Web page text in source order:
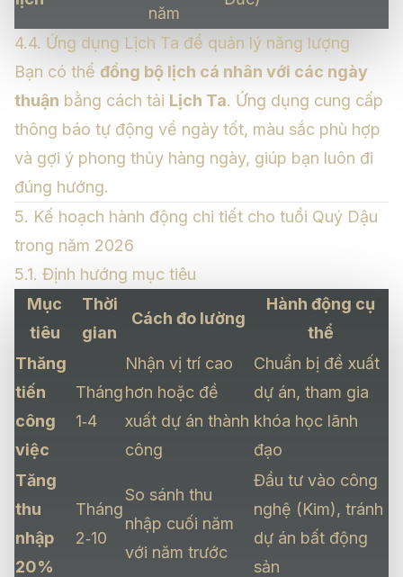
năm
4.4. Ứng dụng Lịch Ta để quản lý năng lượng
Bạn có thể đồng bộ lịch cá nhân với các ngày
thuận bằng cách tải Lịch Ta. Ứng dụng cung cấp
thông báo tự động về ngày tốt, màu sắc phù hợp
và gợi ý phong thủy hàng ngày, giúp bạn luôn đi
đúng hướng.
5. Kế hoạch hành động chi tiết cho tuổi Quý Dậu
trong năm 2026
5.1. Định hướng mục tiêu
Mục
tiêu
Thời
gian
Cách đo lường
Hành động cụ
thể
Thăng
tiến
công
việc
Tháng
1‑4
Nhận vị trí cao
hơn hoặc đề
xuất dự án thành
công
Chuẩn bị đề xuất
dự án, tham gia
khóa học lãnh
đạo
Tăng
thu
nhập
20%
Tháng
2‑10
So sánh thu
nhập cuối năm
với năm trước
Đầu tư vào công
nghệ (Kim), tránh
dự án bất động
sản